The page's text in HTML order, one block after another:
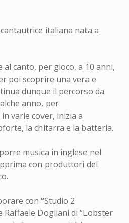
italiana nata a
al canto, per gioco, a 10 anni,
poi scoprire una vera e
dunque il percorso da
anno, per
varie cover, inizia a
la chitarra e la batteria.
musica in inglese nel
con produttori del
con “Studio 2
Raffaele Dogliani di “Lobster